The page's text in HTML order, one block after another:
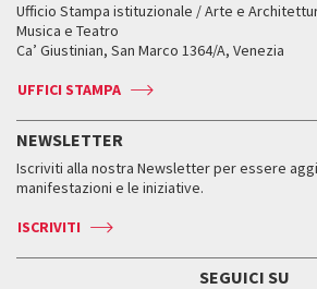
Servizi al pubblico
Come raggiungerci
Press
Orari e sedi
Accrediti
Come raggiungerci
Orari e sedi
Biglietti
Accrediti
Come raggiungerci
Contatti
Press
Servizi al pubblico
Come raggiungerci
Press
Leone d’oro alla carriera
Leone d’argento
Edizioni passate
Orari e sedi
Biglietti
Servizi al pubblico
Come raggiungerci
Contatti
Fondi e Collezioni
Biennale College ASAC
ASAC DATI
Storia
Orari e sedi
Ufficio Stampa istituzionale / Arte e
Musica e Teatro
Ca’ Giustinian, San Marco 1364/A, Venezia
UFFICI STAMPA
NEWSLETTER
Iscriviti alla nostra Newsletter per essere
manifestazioni e le iniziative.
ISCRIVITI
SEGUICI SU